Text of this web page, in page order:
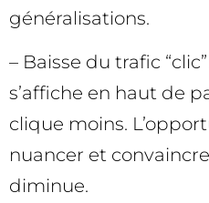
généralisations.
– Baisse du trafic
s’affiche en haut de
clique moins.
nuancer et
diminue.